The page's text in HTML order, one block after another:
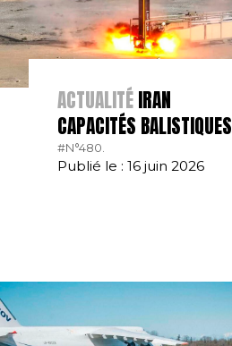
ACTUALITÉIRAN
CAPACITÉS BALISTIQUES
#N°480.
Publié le : 16 juin 2026